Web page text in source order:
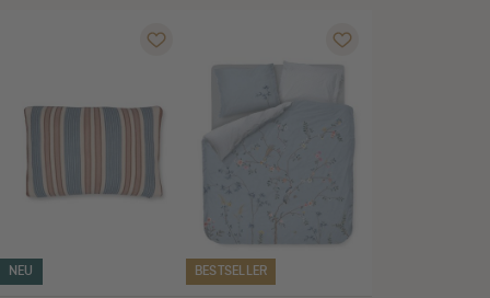
NEU BESTSELLER